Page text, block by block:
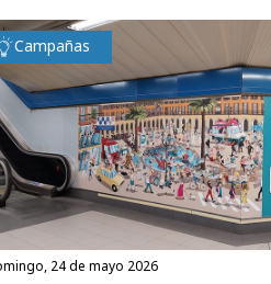
Campañas
24 de mayo 2026